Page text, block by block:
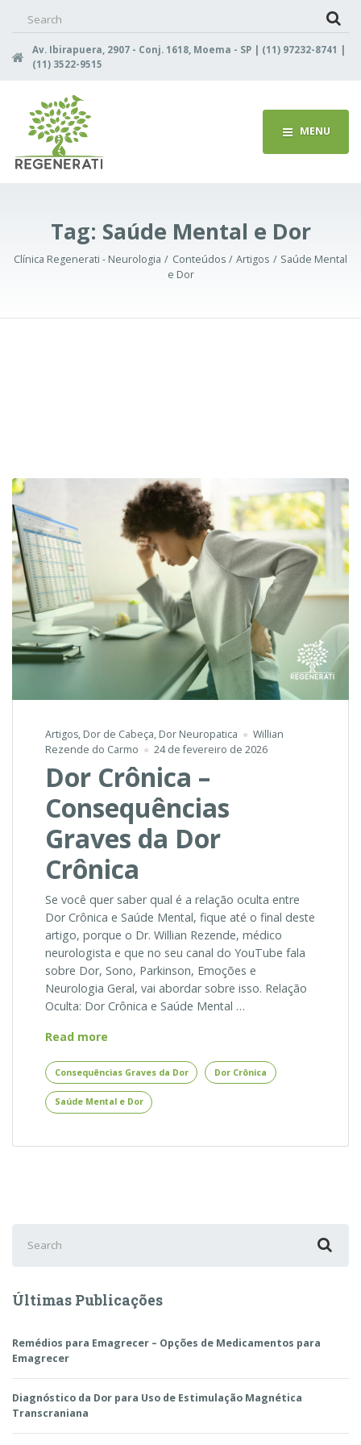
Av. Ibirapuera, 2907 - Conj. 1618, Moema - SP | (11) 97232-8741 |
(11) 3522-9515
MENU
Tag: Saúde Mental e Dor
Clínica Regenerati - Neurologia Conteúdos Artigos
Saúde Mental
e Dor
Artigos, Dor de Cabeça, Dor Neuropatica
Willian
Rezende do Carmo
24 de fevereiro de 2026
Dor Crônica –
Consequências
Graves da Dor
Crônica
Se você quer saber qual é a relação oculta entre
Dor Crônica e Saúde Mental, fique até o final deste
artigo, porque o Dr. Willian Rezende, médico
neurologista e que no seu canal do YouTube fala
sobre Dor, Sono, Parkinson, Emoções e
Neurologia Geral, vai abordar sobre isso. Relação
Oculta: Dor Crônica e Saúde Mental …
Read more
–
Consequências
Graves
Consequências Graves da Dor Dor Crônica
Saúde Mental e Dor
for:
Últimas Publicações
Remédios para Emagrecer – Opções de Medicamentos para
Emagrecer
Diagnóstico da Dor para Uso de Estimulação Magnética
Transcraniana